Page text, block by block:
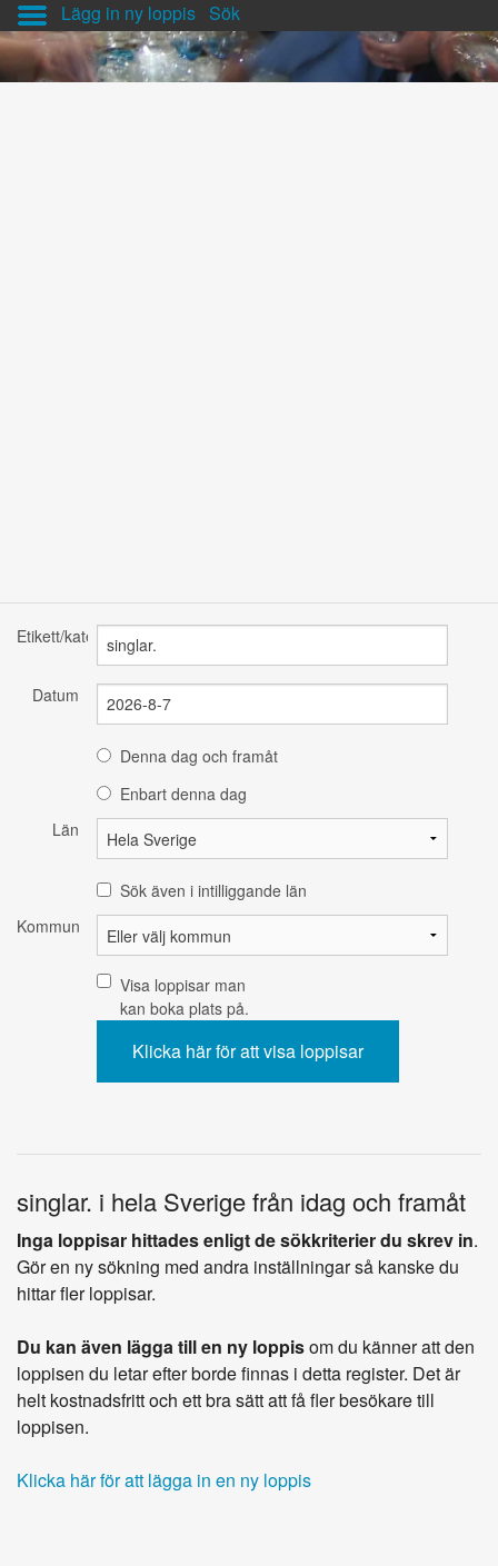
Lägg in ny loppis Sök
Etikett/kategori
Datum
Denna dag och framåt
Enbart denna dag
Län
Sök även i intilliggande län
Kommun
Visa loppisar man
kan boka plats på.
singlar. i hela Sverige från idag och framåt
Inga loppisar hittades enligt de sökkriterier du skrev in.
Gör en ny sökning med andra inställningar så kanske du
hittar fler loppisar.
Du kan även lägga till en ny loppisom du känner att den
loppisen du letar efter borde finnas i detta register. Det är
helt kostnadsfritt och ett bra sätt att få fler besökare till
loppisen.
Klicka här för att lägga in en ny loppis